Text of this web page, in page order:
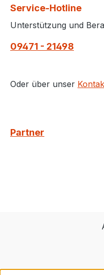
Service-Hotline
Unterstützung und
09471 - 21498
Oder über unser
Partner